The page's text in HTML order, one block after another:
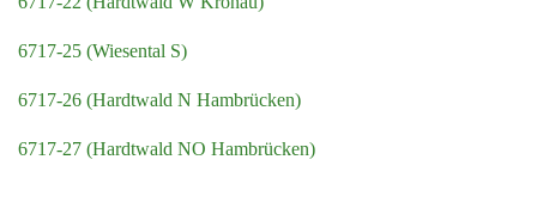
6717-25 (Wiesental S)
6717-26 (Hardtwald N Hambrücken)
6717-27 (Hardtwald NO Hambrücken)